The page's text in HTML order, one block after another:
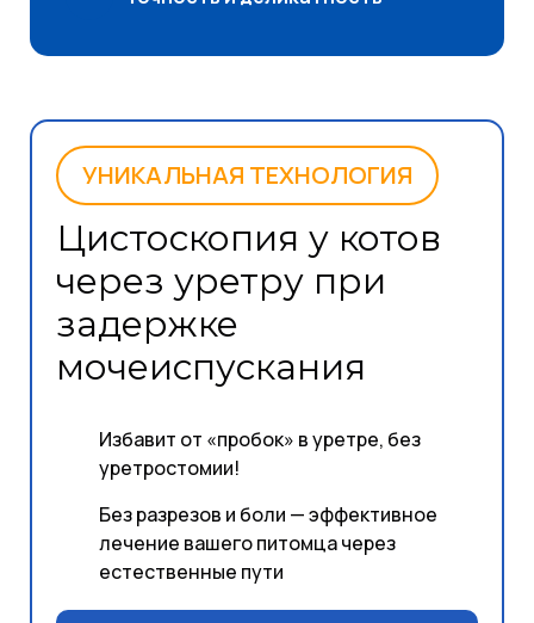
УНИКАЛЬНАЯ ТЕХНОЛОГИЯ
Цистоскопия у котов
через уретру при
задержке
мочеиспускания
Избавит от «пробок» в уретре, без
уретростомии!
Без разрезов и боли — эффективное
лечение вашего питомца через
естественные пути